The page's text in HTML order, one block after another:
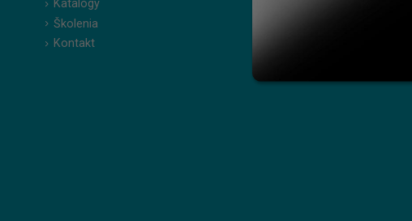
Katalógy
Školenia
Kontakt